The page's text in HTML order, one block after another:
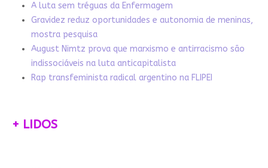
A luta sem tréguas da Enfermagem
Gravidez reduz oportunidades e autonomia de meninas,
mostra pesquisa
August Nimtz prova que marxismo e antirracismo são
indissociáveis na luta anticapitalista
Rap transfeminista radical argentino na FLIPEI
+ LIDOS